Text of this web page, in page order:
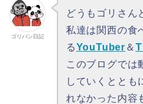
ゴリパン日記
どうもゴリさ
私達は関西の食
るYouTuber ＆
このブログでは
していくととも
れなかった内容